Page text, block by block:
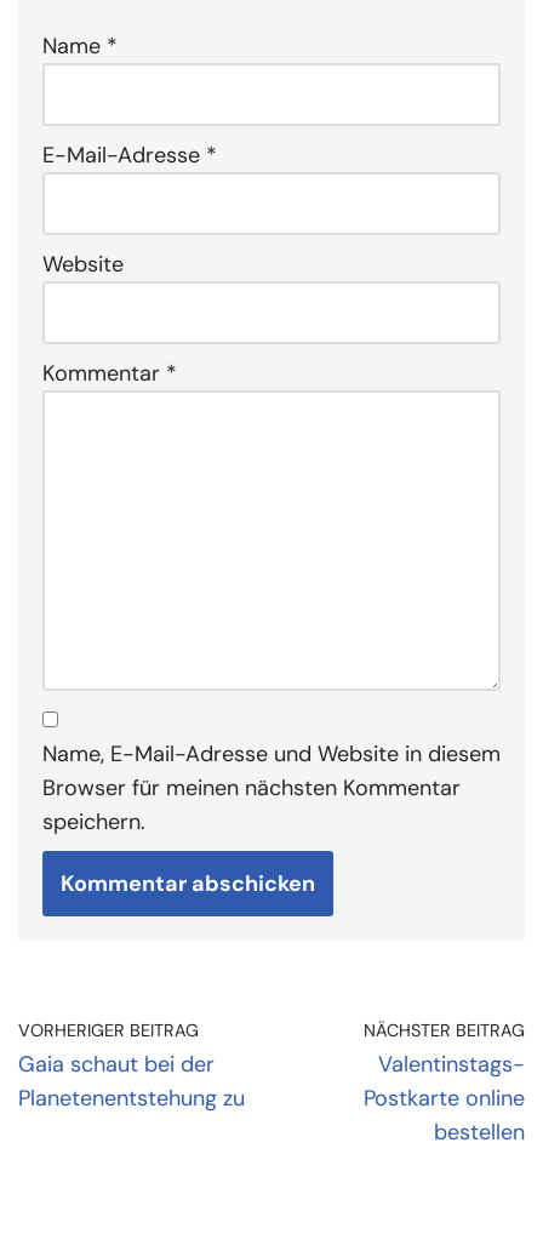
Name *
E-Mail-Adresse *
Website
Kommentar *
Name, E-Mail-Adresse und Website in diesem
Browser für meinen nächsten Kommentar
speichern.
VORHERIGER BEITRAG
Gaia schaut bei der
Planetenentstehung zu
NÄCHSTER BEITRAG
Valentinstags-
Postkarte online
bestellen